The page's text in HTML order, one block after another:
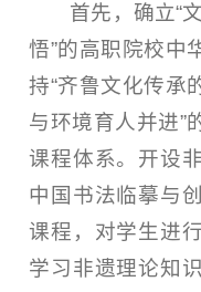
首先，确立“
悟”的高职院校中
持“齐鲁文化传承
与环境育人并进”
课程体系。开设
中国书法临摹与
课程，对学生进
学习非遗理论知